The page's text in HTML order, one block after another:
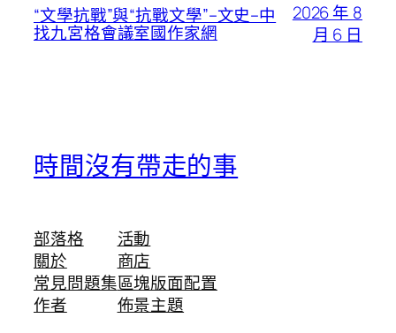
“文學抗戰”與“抗戰文學”–文史–中
找九宮格會議室國作家網
2026 年 8
月 6 日
時間沒有帶走的事
部落格
關於
常見問題集
作者
活動
商店
區塊版面配置
佈景主題